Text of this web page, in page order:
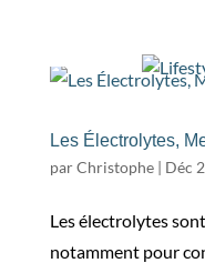
Les Électrolytes,
parChristophe| Déc
Les électrolytes
notamment pour